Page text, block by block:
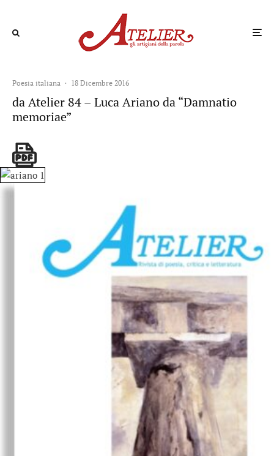
Poesia italiana · 18 Dicembre 2016
da Atelier 84 – Luca Ariano da “Damnatio
memoriae”